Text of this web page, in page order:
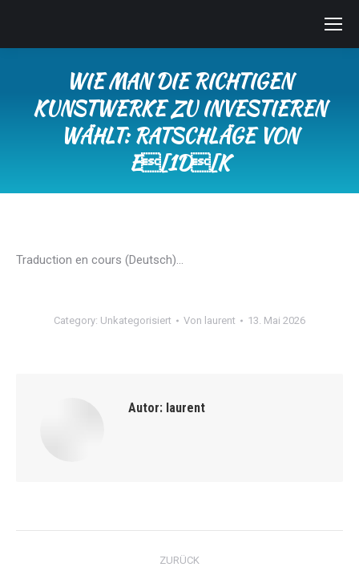
WIE MAN DIE RICHTIGEN
KUNSTWERKE ZU INVESTIEREN
WÄHLT: RATSCHLÄGE VON
E[1D[K
Traduction en cours (Deutsch)…
Category: Unkategorisiert Von laurent 13. Mai 2026
Autor: laurent
Kommentarnavigation
ZURÜCK